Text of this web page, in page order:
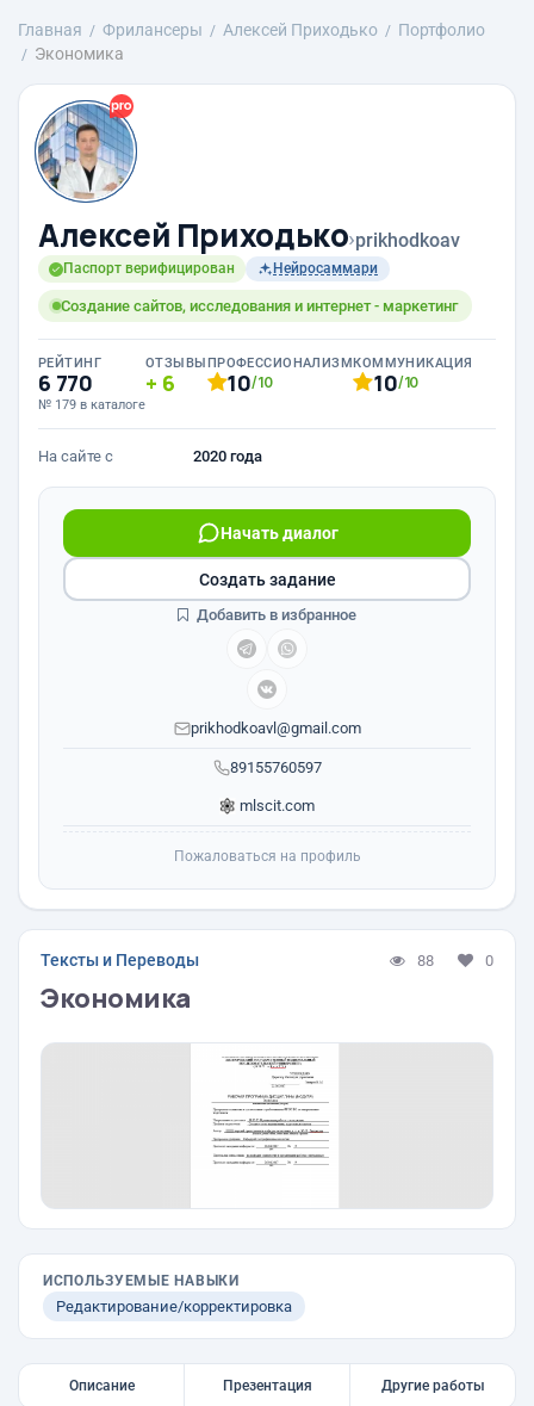
Главная Фрилансеры Алексей Приходько
Портфолио
Экономика
Алексей Приходько›prikhodkoav
Паспорт верифицирован Нейросаммари
Создание сайтов, исследования и интернет - маркетинг
РЕЙТИНГ
6 770
№ 179 в каталоге
ОТЗЫВЫ
6
ПРОФЕССИОНАЛИЗМ
10/10
КОММУНИКАЦИЯ
10/10
На сайте с 2020 года
89155760597
Начать диалог
prikhodkoavl@gmail.com
mlscit.com
Создать задание
Добавить в избранное
Пожаловаться на профиль
Тексты и Переводы 88 0
Экономика
ИСПОЛЬЗУЕМЫЕ НАВЫКИ
Редактирование/корректировка
Описание Презентация Другие работы